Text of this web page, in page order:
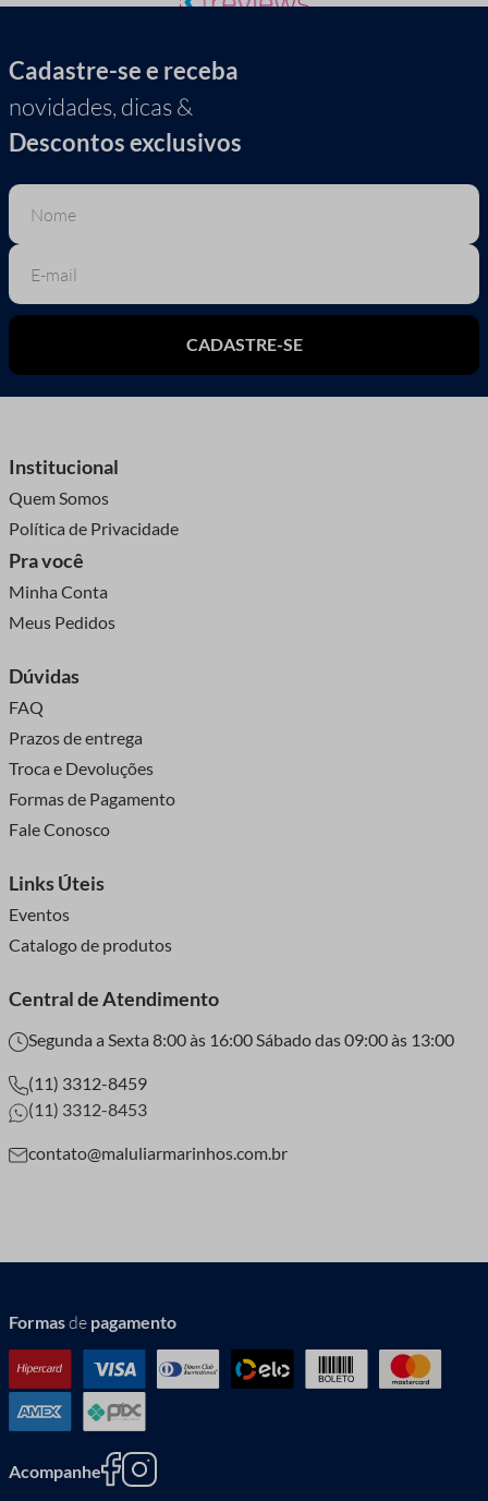
Cadastre-se e receba
novidades, dicas &
Descontos exclusivos
CADASTRE-SE
Institucional
Quem Somos
Política de Privacidade
Pra você
Minha Conta
Meus Pedidos
Dúvidas
FAQ
Prazos de entrega
Troca e Devoluções
Formas de Pagamento
Fale Conosco
Links Úteis
Eventos
Catalogo de produtos
Central de Atendimento
Segunda a Sexta 8:00 às 16:00 Sábado das 09:00 às 13:00
(11) 3312-8459
(11) 3312-8453
contato@maluliarmarinhos.com.br
Formasde pagamento
Acompanhe